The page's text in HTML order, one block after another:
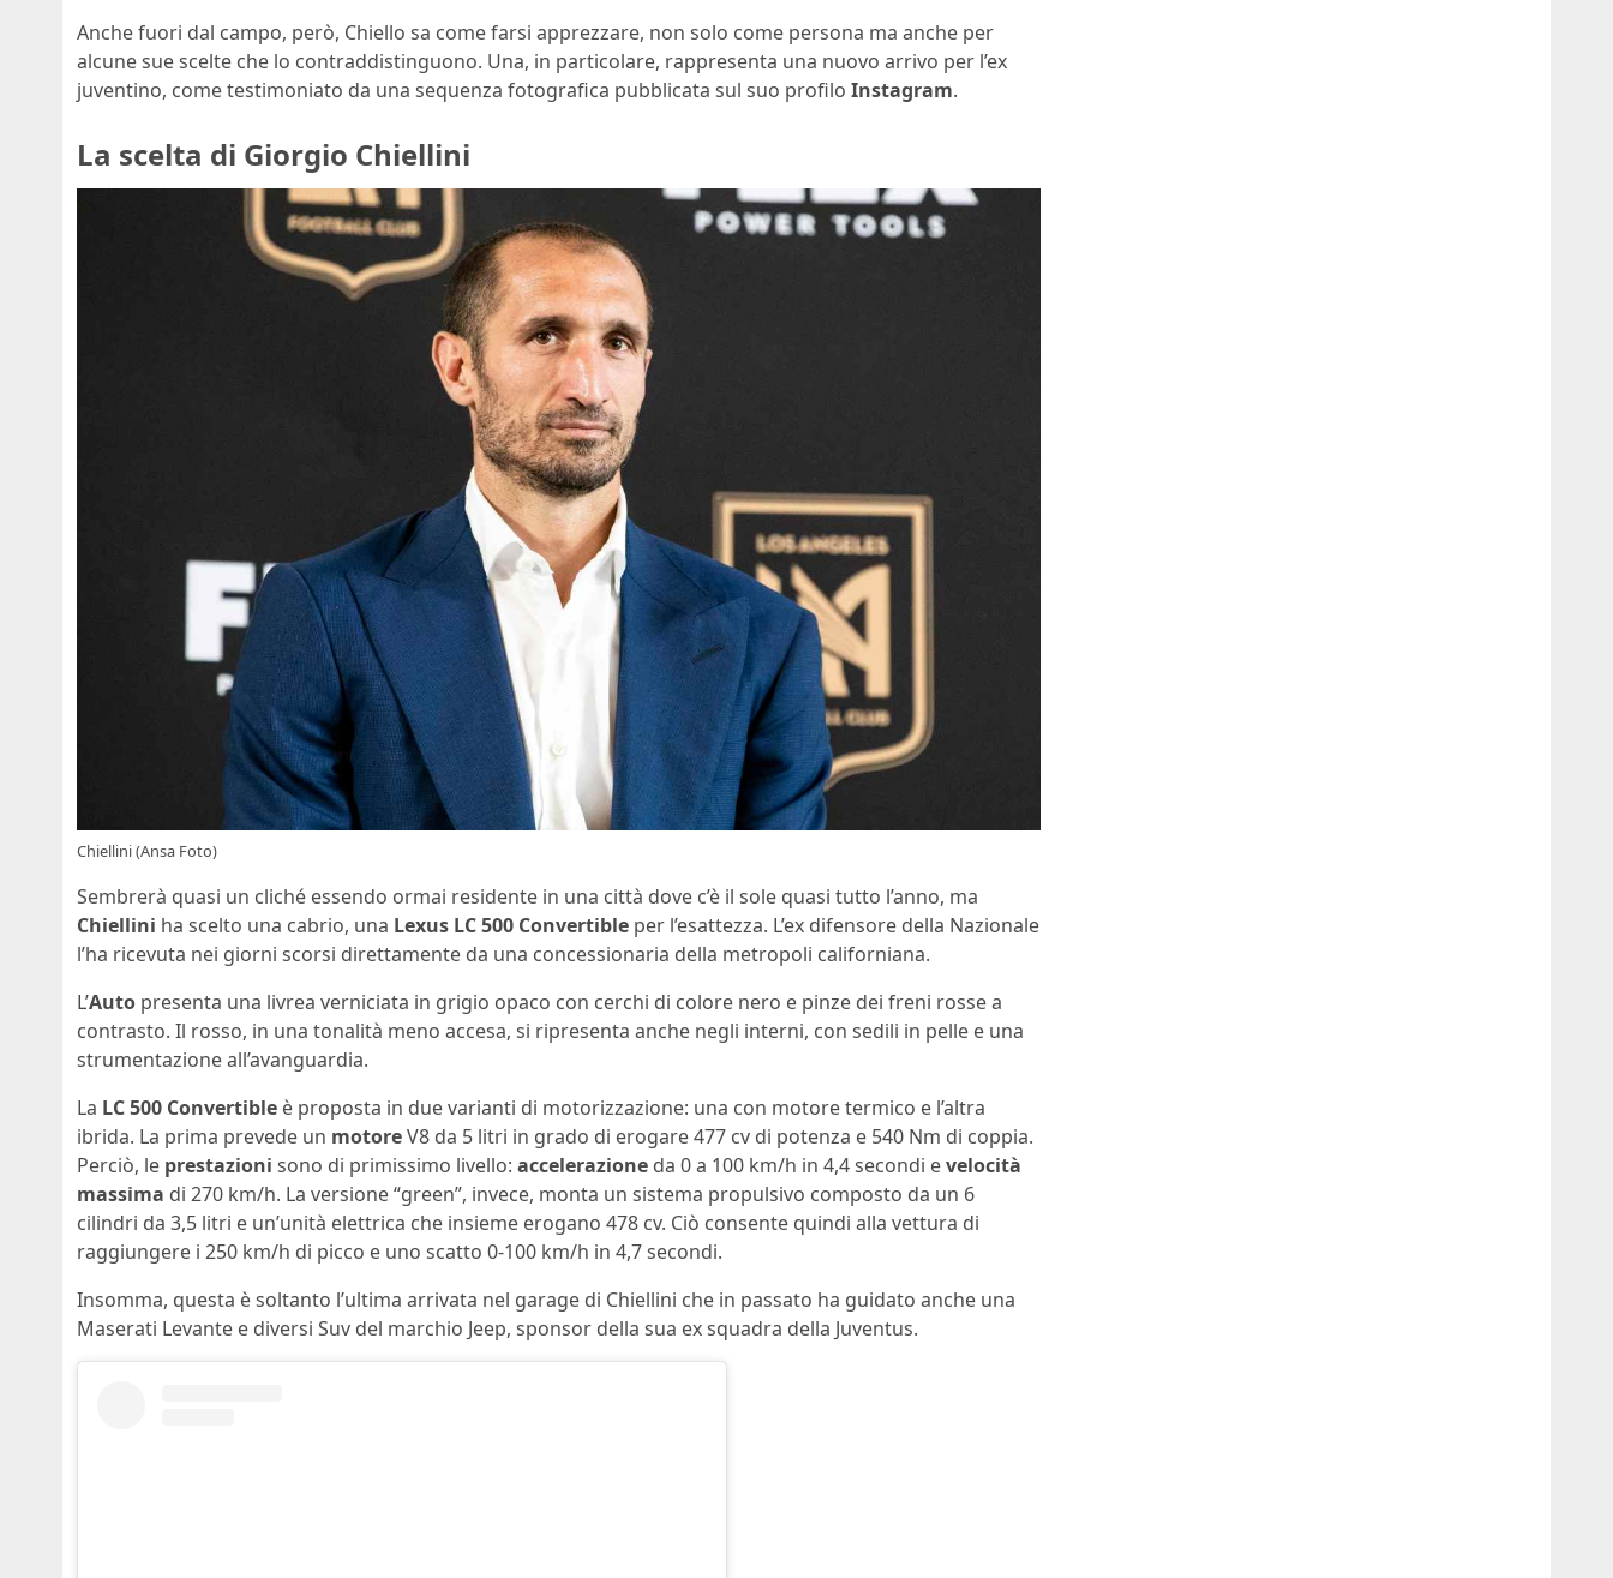
Anche fuori dal campo, però, Chiello sa come farsi apprezzare, non solo come persona ma anche per
alcune sue scelte che lo contraddistinguono. Una, in particolare, rappresenta una nuovo arrivo per l’ex
juventino, come testimoniato da una sequenza fotografica pubblicata sul suo profilo Instagram.
La scelta di Giorgio Chiellini
Chiellini (Ansa Foto)
Sembrerà quasi un cliché essendo ormai residente in una città dove c’è il sole quasi tutto l’anno, ma
Chiellini ha scelto una cabrio, una Lexus LC 500 Convertible per l’esattezza. L’ex difensore della Nazionale
l’ha ricevuta nei giorni scorsi direttamente da una concessionaria della metropoli californiana.
L’Auto presenta una livrea verniciata in grigio opaco con cerchi di colore nero e pinze dei freni rosse a
contrasto. Il rosso, in una tonalità meno accesa, si ripresenta anche negli interni, con sedili in pelle e una
strumentazione all’avanguardia.
La LC 500 Convertible è proposta in due varianti di motorizzazione: una con motore termico e l’altra
ibrida. La prima prevede un motoreV8 da 5 litri in grado di erogare 477 cv di potenza e 540 Nm di coppia.
Perciò, le prestazioni sono di primissimo livello: accelerazione da 0 a 100 km/h in 4,4 secondi evelocità
massima di 270 km/h. La versione “green”, invece, monta un sistema propulsivo composto da un 6
cilindri da 3,5 litri e un’unità elettrica che insieme erogano 478 cv. Ciò consente quindi alla vettura di
raggiungere i 250 km/h di picco e uno scatto 0-100 km/h in 4,7 secondi.
Insomma, questa è soltanto l’ultima arrivata nel garage di Chiellini che in passato ha guidato anche una
Maserati Levante e diversi Suv del marchio Jeep, sponsor della sua ex squadra della Juventus.